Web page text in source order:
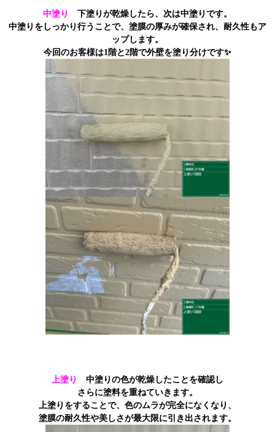
中塗り
下塗りが乾燥したら、次は中塗りです。
中塗りをしっかり行うことで、塗膜の厚みが確保され、耐久性もア
ップします。
今回のお客様は1階と2階で外壁を塗り分けです✨
上塗り
中塗りの色が乾燥したことを確認し
さらに塗料を重ねていきます。
上塗りをすることで、色のムラが完全になくなり、
塗膜の耐久性や美しさが最大限に引き出されます。